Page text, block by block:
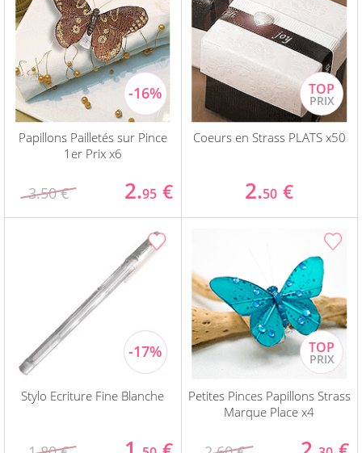
Papillons Pailletés sur Pince
1er Prix x6
3.50 € 2.95 €
Coeurs en Strass PLATS x50
2.50 €
Stylo Ecriture Fine Blanche
Petites Pinces Papillons Strass
Marque Place x4